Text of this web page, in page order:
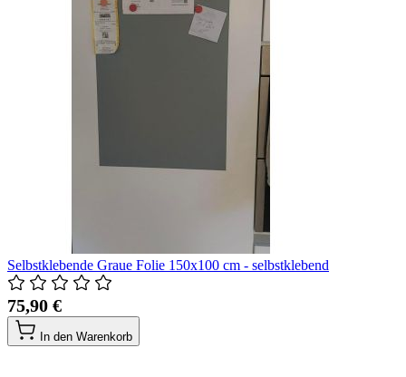
Selbstklebende Graue Folie 150x100 cm - selbstklebend
75,90 €
In den Warenkorb